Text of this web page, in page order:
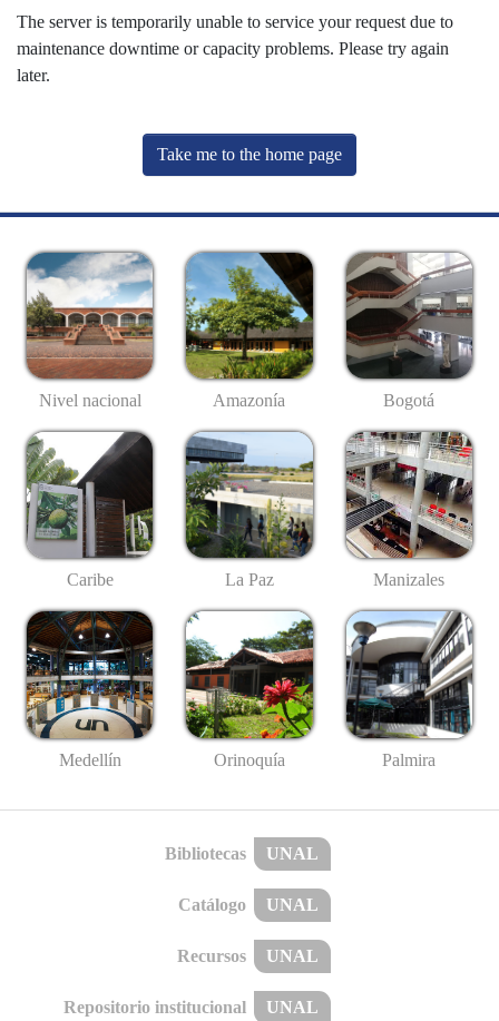
The server is temporarily unable to service your request due to
maintenance downtime or capacity problems. Please try again
later.
Take me to the home page
Nivel nacional Amazonía Bogotá
Caribe La Paz Manizales
Medellín Orinoquía Palmira
Bibliotecas UNAL
Catálogo UNAL
Recursos UNAL
Repositorio institucional UNAL